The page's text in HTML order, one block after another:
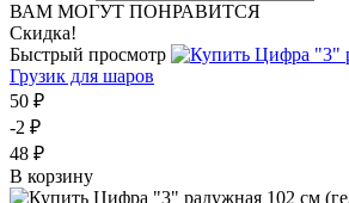
ВАМ МОГУТ ПОНРАВИТСЯ
Скидка!
Быстрый просмотр
Грузик для шаров
50 ₽
-2 ₽
48 ₽
В корзину